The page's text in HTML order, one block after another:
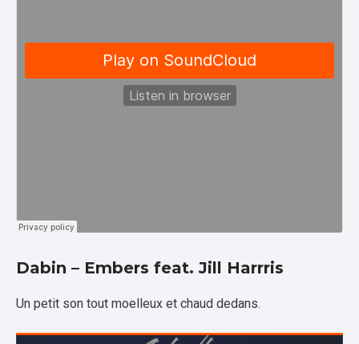
Dabin – Embers feat. Jill Harrris
Un petit son tout moelleux et chaud dedans.